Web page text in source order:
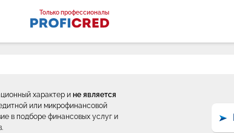
Только профессионалы
характер ине является
или микрофинансовой
в подборе финансовых услуг и